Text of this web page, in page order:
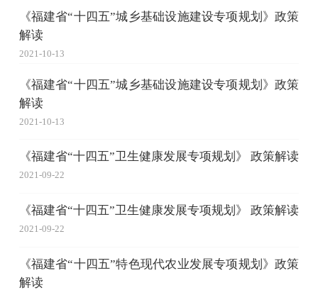
《福建省“十四五”城乡基础设施建设专项规划》政策
解读
2021-10-13
《福建省“十四五”城乡基础设施建设专项规划》政策
解读
2021-10-13
《福建省“十四五”卫生健康发展专项规划》 政策解读
2021-09-22
《福建省“十四五”卫生健康发展专项规划》 政策解读
2021-09-22
《福建省“十四五”特色现代农业发展专项规划》政策
解读